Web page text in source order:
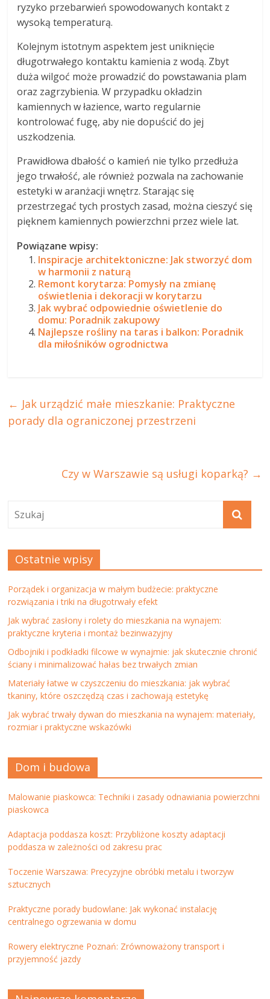
ryzyko przebarwień spowodowanych kontakt z
wysoką temperaturą.
Kolejnym istotnym aspektem jest uniknięcie
długotrwałego kontaktu kamienia z wodą. Zbyt
duża wilgoć może prowadzić do powstawania plam
oraz zagrzybienia. W przypadku okładzin
kamiennych w łazience, warto regularnie
kontrolować fugę, aby nie dopuścić do jej
uszkodzenia.
Prawidłowa dbałość o kamień nie tylko przedłuża
jego trwałość, ale również pozwala na zachowanie
estetyki w aranżacji wnętrz. Starając się
przestrzegać tych prostych zasad, można cieszyć się
pięknem kamiennych powierzchni przez wiele lat.
Powiązane wpisy:
Inspiracje architektoniczne: Jak stworzyć dom
w harmonii z naturą
Remont korytarza: Pomysły na zmianę
oświetlenia i dekoracji w korytarzu
Jak wybrać odpowiednie oświetlenie do
domu: Poradnik zakupowy
Najlepsze rośliny na taras i balkon: Poradnik
dla miłośników ogrodnictwa
← Jak urządzić małe mieszkanie: Praktyczne
porady dla ograniczonej przestrzeni
Czy w Warszawie są usługi koparką? →
Ostatnie wpisy
Porządek i organizacja w małym budżecie: praktyczne
rozwiązania i triki na długotrwały efekt
Jak wybrać zasłony i rolety do mieszkania na wynajem:
praktyczne kryteria i montaż bezinwazyjny
Odbojniki i podkładki filcowe w wynajmie: jak skutecznie chronić
ściany i minimalizować hałas bez trwałych zmian
Materiały łatwe w czyszczeniu do mieszkania: jak wybrać
tkaniny, które oszczędzą czas i zachowają estetykę
Jak wybrać trwały dywan do mieszkania na wynajem: materiały,
rozmiar i praktyczne wskazówki
Dom i budowa
Malowanie piaskowca: Techniki i zasady odnawiania powierzchni
piaskowca
Adaptacja poddasza koszt: Przybliżone koszty adaptacji
poddasza w zależności od zakresu prac
Toczenie Warszawa: Precyzyjne obróbki metalu i tworzyw
sztucznych
Praktyczne porady budowlane: Jak wykonać instalację
centralnego ogrzewania w domu
Rowery elektryczne Poznań: Zrównoważony transport i
przyjemność jazdy